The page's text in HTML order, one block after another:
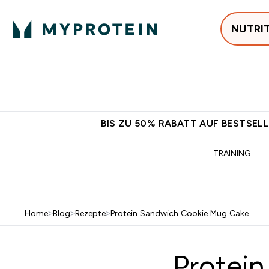
BIS ZU 50% RABATT AUF
TRAINING
Home>Blog>Rezepte>Protein Sandwich Cookie Mug Cake